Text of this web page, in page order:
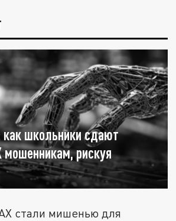
как школьники сдают
мошенникам, рискуя
стали мишенью для